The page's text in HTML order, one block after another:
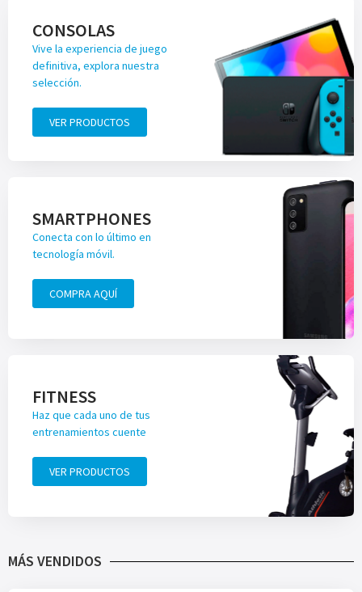
CONSOLAS
Vive la experiencia de juego
definitiva, explora nuestra
selección.
VER PRODUCTOS
SMARTPHONES
Conecta con lo último en
tecnología móvil.
COMPRA AQUÍ
FITNESS
Haz que cada uno de tus
entrenamientos cuente
VER PRODUCTOS
MÁS VENDIDOS